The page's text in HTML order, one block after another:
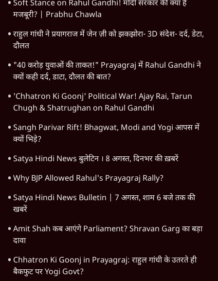
अयोध्या राम मंदिर चढ़ावा चोरी मामले की जांच पूरी, अगले महीने दाखिल
होगी चार्जशीट
Soft Stance on Rahul Gandhi! मोदी सरकार की क्या है
मजबूरी? | Prabhu Chawla
राहुल गांधी ने प्रयागराज में जेन ज़ी को झकझोरा- 3D संदेश- दर्द, डेटा,
दौलत
"40 करोड़ युवाओं की ताकत!" Prayagraj में Rahul Gandhi ने
क्यों कही दर्द, डाटा, दौलत की बात?
'Chhatron Ki Goonj' Political War! Ajay Rai, Tarun
Chugh & Shatrughan on Rahul Gandhi
Sangh Parivar Rift! Bhagwat, Modi and Yogi आपस में
क्यों भिड़े?
Satya Hindi News बुलेटिन । 8 अगस्त, दिनभर की ख़बरें
Why BJP Allowed Rahul's Prayagraj Rally?
Satya Hindi News Bulletin | 7 अगस्त, शाम 6 बजे तक की
खबरें
Amit Shah कब आएंगे Parliament? Shravan Garg का बड़ा
दावा